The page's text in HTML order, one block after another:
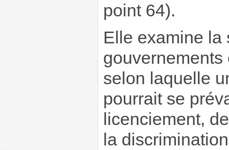
point 64).
Elle examine la
selon laquelle
pourrait se
licenciement,
la